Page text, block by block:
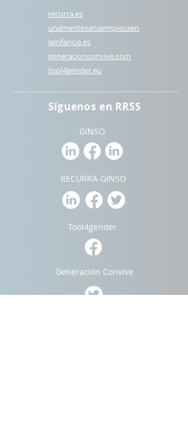
recurra.es
unamentesanaempiezaen
lainfancia.es
generacionconvive.com
tool4gender.eu
Síguenos en RRSS
GINSO
RECURRA-GINSO
Tool4gender
Generación Convive